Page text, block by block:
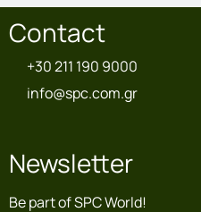
Contact
+30 211 190 9000
info@spc.com.gr
Newsletter
Be part of SPC World!